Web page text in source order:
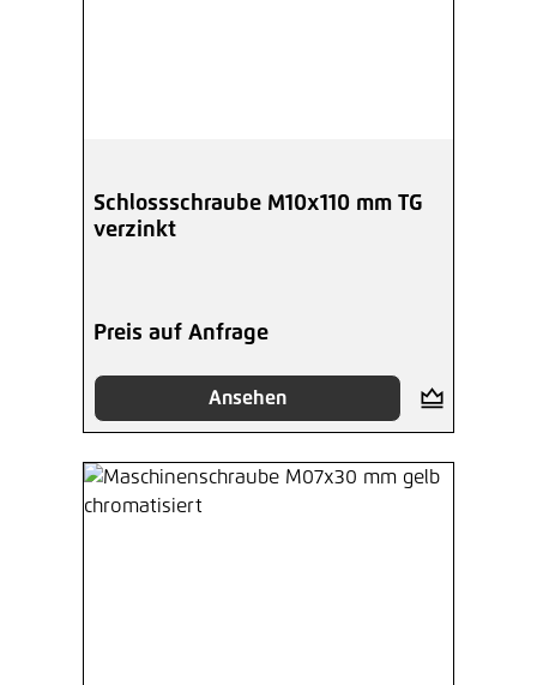
Schlossschraube M10x110 mm TG
verzinkt
Preis auf Anfrage
Ansehen